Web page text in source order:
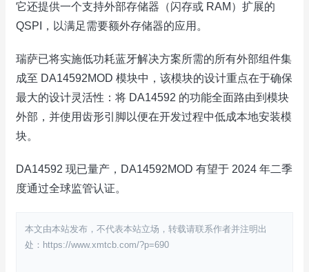
它还提供一个支持外部存储器（闪存或 RAM）扩展的
QSPI，以满足需要额外存储器的应用。
瑞萨已将实施低功耗蓝牙解决方案所需的所有外部组件集
成至 DA14592MOD 模块中，该模块的设计重点在于确保
最大的设计灵活性：将 DA14592 的功能全面路由到模块
外部，并使用齿形引脚以便在开发过程中低成本地安装模
块。
DA14592 现已量产，DA14592MOD 有望于 2024 年二季
度通过全球监管认证。
本文由本站发布，不代表本站立场，转载请联系作者并注明出
处：https://www.xmtcb.com/?p=690